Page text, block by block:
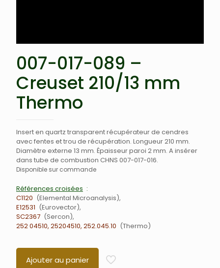
007-017-089 –
Creuset 210/13 mm
Thermo
Insert en quartz transparent récupérateur de cendres
avec fentes et trou de récupération. Longueur 210 mm.
Diamètre externe 13 mm. Épaisseur paroi 2 mm. A insérer
dans tube de combustion CHNS 007-017-016.
Disponible sur commande
Références croisées
C1120
Elemental Microanalysis
E12531
Eurovector
SC2367
Sercon
252 04510, 25204510, 252.045.10
Thermo
Ajouter au panier